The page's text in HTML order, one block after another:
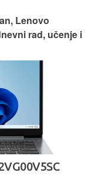
Lenovo
rad, učenje i